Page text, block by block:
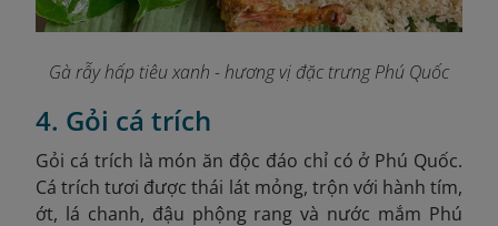
Gà rẫy hấp tiêu xanh - hương vị đặc trưng Phú Quốc
4. Gỏi cá trích
Gỏi cá trích là món ăn độc đáo chỉ có ở Phú Quốc.
Cá trích tươi được thái lát mỏng, trộn với hành tím,
ớt, lá chanh, đậu phộng rang và nước mắm Phú